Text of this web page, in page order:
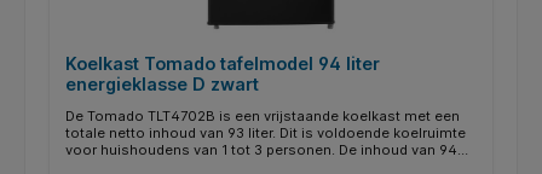
Koelkast Tomado tafelmodel 94 liter
energieklasse D zwart
De Tomado TLT4702B is een vrijstaande koelkast met een
totale netto inhoud van 93 liter. Dit is voldoende koelruimte
voor huishoudens van 1 tot 3 personen. De inhoud van 94